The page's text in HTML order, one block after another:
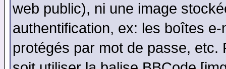
web public), ni une image
authentification, ex: les boîtes
protégés par mot de passe,